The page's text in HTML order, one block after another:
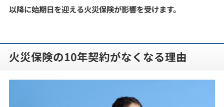
以降に始期日を迎える火災保険が影響を受けます。
火災保険の10年契約がなくなる理由